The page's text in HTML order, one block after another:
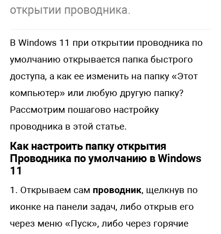
открытии проводника.
В Windows 11 при открытии проводника по
умолчанию открывается папка быстрого
доступа, а как ее изменить на папку «Этот
компьютер» или любую другую папку?
Рассмотрим пошагово настройку
проводника в этой статье.
Как настроить папку открытия
Проводника по умолчанию в Windows
11
1. Открываем сам проводник, щелкнув по
иконке на панели задач, либо открыв его
через меню «Пуск», либо через горячие